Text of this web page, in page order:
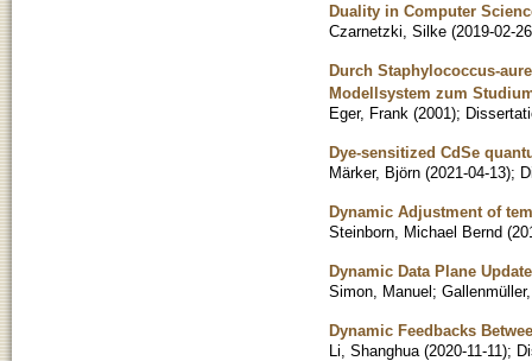
Duality in Computer
Czarnetzki, Silke (2019-02-26
Durch Staphylococcus-
Modellsystem zum
Eger, Frank (2001);
Dye-sensitized CdSe
Märker, Björn (2021-04-13);
Dynamic Adjustment of
Steinborn, Michael Bernd (
Dynamic Data Plane
Simon, Manuel;
Dynamic Feedbacks
Li, Shanghua (2020-11-11);